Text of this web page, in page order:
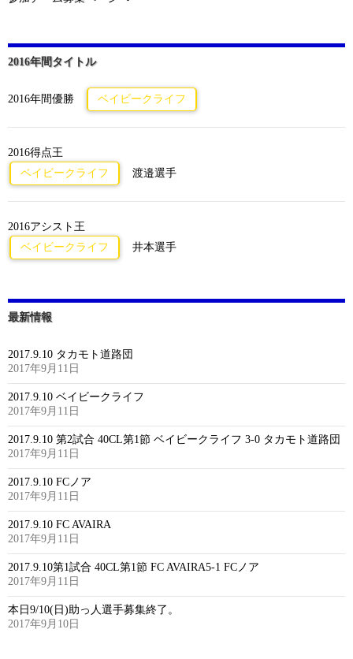
2016年間タイトル
2016年間優勝 ベイビークライフ
2016得点王
ベイビークライフ
渡邉選手
2016アシスト王
ベイビークライフ
井本選手
最新情報
2017.9.10 タカモト道路団
2017年9月11日
2017.9.10 ベイビークライフ
2017年9月11日
2017.9.10 第2試合 40CL第1節 ベイビークライフ 3-0 タカモト道路団
2017年9月11日
2017.9.10 FCノア
2017年9月11日
2017.9.10 FC AVAIRA
2017年9月11日
2017.9.10第1試合 40CL第1節 FC AVAIRA5-1 FCノア
2017年9月11日
本日9/10(日)助っ人選手募集終了。
2017年9月10日